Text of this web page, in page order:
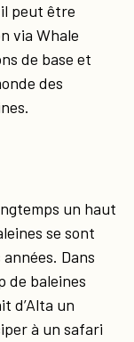
peut être
via Whale
de base et
des
un haut
se sont
Dans
de baleines
d’Alta un
à un safari